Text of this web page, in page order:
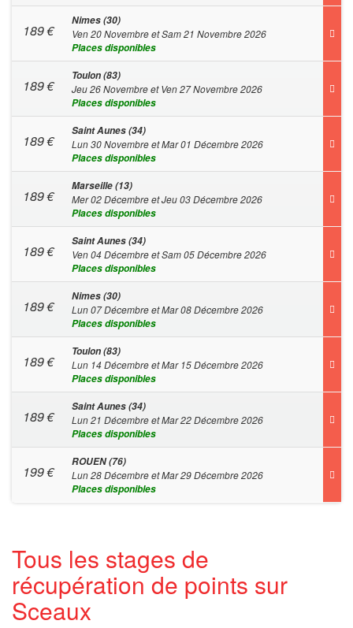
189€
Nimes (30)
Ven 20 Novembre et Sam 21 Novembre 2026
Places disponibles
189€
Toulon (83)
Jeu 26 Novembre et Ven 27 Novembre 2026
Places disponibles
189€
Saint Aunes (34)
Lun 30 Novembre et Mar 01 Décembre 2026
Places disponibles
189€
Marseille (13)
Mer 02 Décembre et Jeu 03 Décembre 2026
Places disponibles
189€
Saint Aunes (34)
Ven 04 Décembre et Sam 05 Décembre 2026
Places disponibles
189€
Nimes (30)
Lun 07 Décembre et Mar 08 Décembre 2026
Places disponibles
189€
Toulon (83)
Lun 14 Décembre et Mar 15 Décembre 2026
Places disponibles
189€
Saint Aunes (34)
Lun 21 Décembre et Mar 22 Décembre 2026
Places disponibles
199€
ROUEN (76)
Lun 28 Décembre et Mar 29 Décembre 2026
Places disponibles
Tous les stages de
récupération de points sur
Sceaux